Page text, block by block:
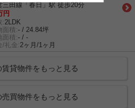
三田線「春日」駅 徒歩20分
円
:2LDK
面積:- / 24.84坪
面積:- / -
/礼金: 2ヶ月/1ヶ月
賃貸物件をもっと見る
売買物件をもっと見る